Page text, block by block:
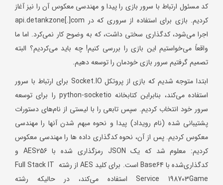
کد مسئول ارتباط با سرور بازی را پیدا و مهندسی معکوس آن را نیز آغاز
کردیم. بازی برای استفاده از سروری که در api.detankzone[.]com
اجرا می‌شود، کدگذاری سختی داشت، که به وضوح کار نمی‌کرد. اما ما
واقعاً می‌خواستیم این بازی را بررسی کنیم! چه باید می‌کردیم؟ البته
تصمیم گرفتیم سرور بازی خودمان را توسعه دهیم.
ابتدا متوجه شدیم که بازی از پروتکل Socket.IO برای ارتباط با سرور
استفاده می‌کند، بنابراین کتابخانه python-socketio را برای توسعه
سرور خود انتخاب کردیم. سپس تابعی را با لیستی از نام‌های دستورات
پشتیبانی شده (نام رویداد) پیدا و نحوه مبهم شدن آنها را مهندسی
معکوس کردیم. پس از آن، نحوه کدگذاری داده ها را مهندسی معکوس
کردیم: معلوم شد که یک JSON رمزگذاری شده با AES256 و
کدگذاری‌شده با Base64 است. برای کلید AES از رشته Full Stack IT
Service 198703Game استفاده می‌کند، در حالیکه رشته